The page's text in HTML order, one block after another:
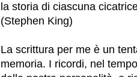
la storia di ciascuna
(Stephen King)
La scrittura per me è un
memoria. I ricordi, nel